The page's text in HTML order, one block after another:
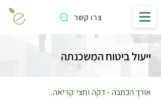
צרו קשר
ייעול ביטוח המשכנתה
אורך הכתבה - דקה וחצי קריאה.